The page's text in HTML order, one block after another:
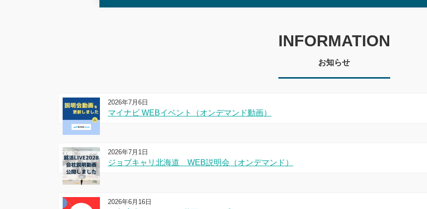
INFORMATION
お知らせ
2026年7月6日
マイナビ WEBイベント（オンデマンド動画）
2026年7月1日
ジョブキャリ北海道 WEB説明会（オンデマンド）
2026年6月16日